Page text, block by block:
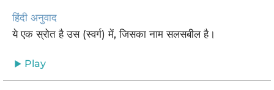
हिंदी अनुवाद
ये एक स्रोत है उस (स्वर्ग) में, जिसका नाम सलसबील है।
Play